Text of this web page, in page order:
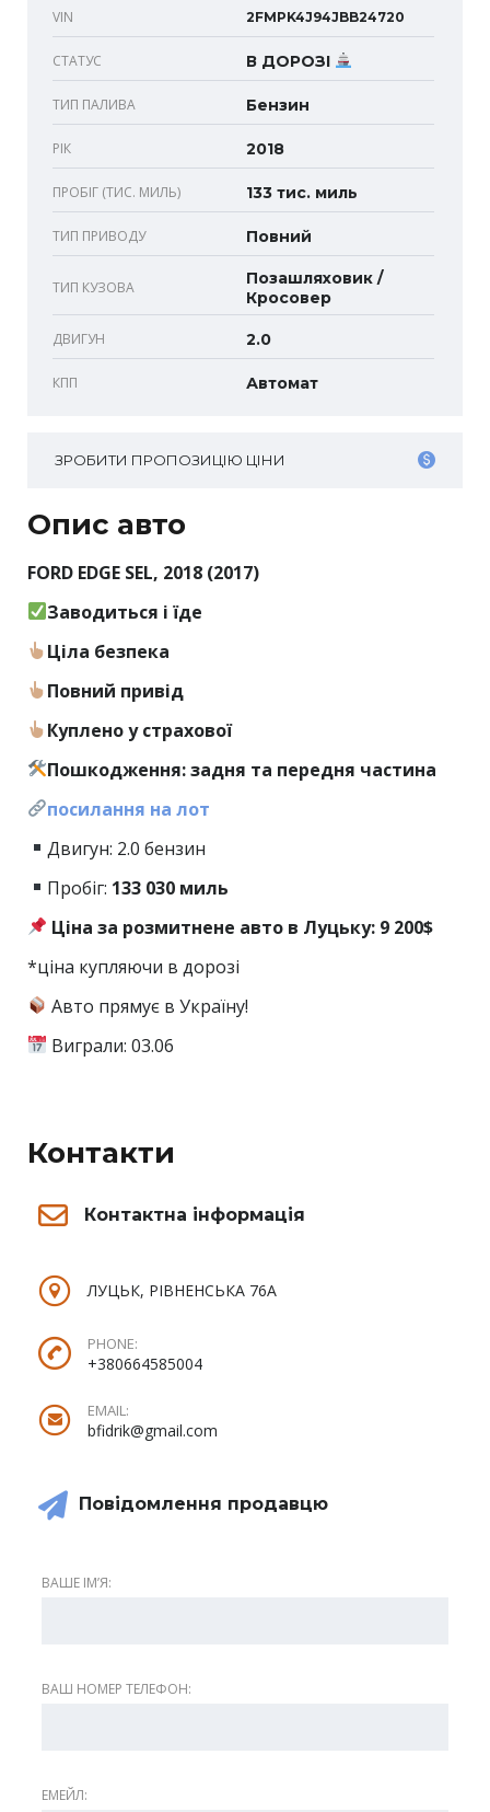
VIN 2FMPK4J94JBB24720
СТАТУС В ДОРОЗІ
ТИП ПАЛИВА Бензин
РІК 2018
ПРОБІГ (ТИС. МИЛЬ) 133 тис. миль
ТИП ПРИВОДУ Повний
ТИП КУЗОВА
Позашляховик /
Кросовер
ДВИГУН 2.0
КПП Автомат
ЗРОБИТИ ПРОПОЗИЦІЮ ЦІНИ
Опис авто
FORD EDGE SEL, 2018 (2017)
Заводиться і їде
Ціла безпека
Повний привід
Куплено у страхової
Пошкодження: задня та передня частина
посилання на лот
Двигун: 2.0 бензин
Пробіг: 133 030 миль
Ціна за розмитнене авто в Луцьку: 9 200$
*ціна купляючи в дорозі
Авто прямує в Україну!
Виграли: 03.06
Контакти
Контактна інформація
ЛУЦЬК, РІВНЕНСЬКА 76А
PHONE:
+380664585004
EMAIL:
bfidrik@gmail.com
Повідомлення продавцю
ВАШЕ ІМʼЯ:
ВАШ НОМЕР ТЕЛЕФОН:
ЕМЕЙЛ: